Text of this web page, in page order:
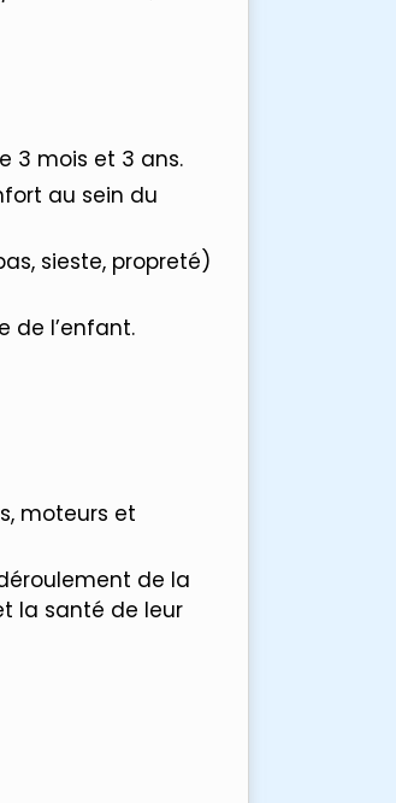
3 mois et 3 ans.
au sein du
sieste, propreté)
de l’enfant.
moteurs et
de la
la santé de leur